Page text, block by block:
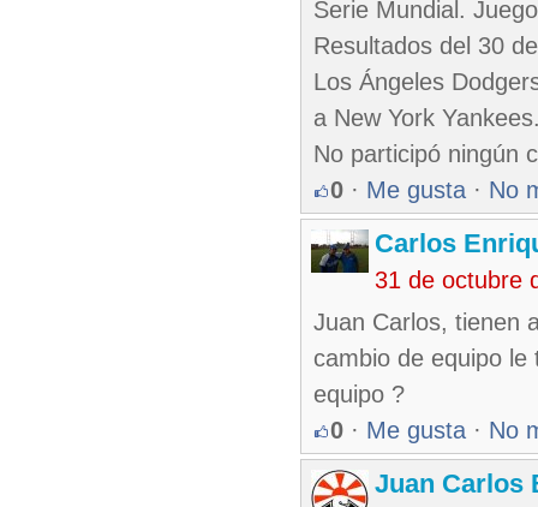
Serie Mundial.
Resultados del 30
Los Ángeles
a New York
No participó ningún
0 · Me gusta · No
Carlos
31 de octubre
Juan Carlos, tienen
cambio de equipo
equipo ?
0 · Me gusta · No
Juan Carlos